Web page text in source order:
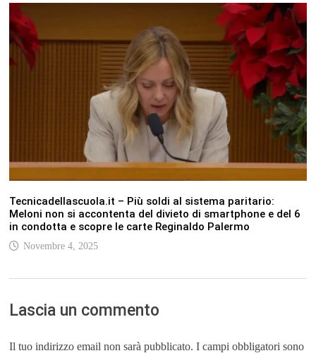
Tecnicadellascuola.it – Più soldi al sistema paritario:
Meloni non si accontenta del divieto di smartphone e del 6
in condotta e scopre le carte Reginaldo Palermo
Novembre 4, 2025
Lascia un commento
Il tuo indirizzo email non sarà pubblicato. I campi obbligatori sono